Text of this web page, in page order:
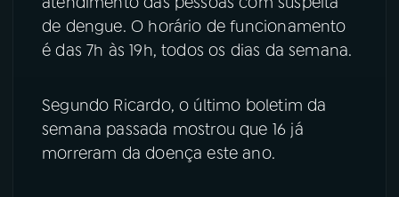
de dengue. O horário de funcionamento
é das 7h às 19h, todos os dias da semana.
Segundo Ricardo, o último boletim da
semana passada mostrou que 16 já
morreram da doença este ano.